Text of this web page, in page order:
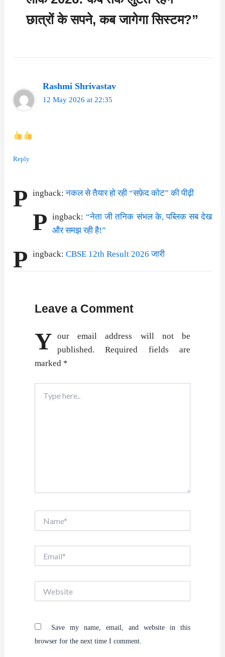
छात्रों के सपने, कब जागेगा सिस्टम?”
Rashmi Shrivastav
12 May 2026 at 22:35
Reply
P ingback:नकल से तैयार हो रही “सफ़ेद कोट” की पीढ़ी
P ingback:“नेता जी तनिक संभल के, पब्लिक सब देख
और समझ रही है!”
P ingback:CBSE 12th Result 2026 जारी
Leave a Comment
Y our email address will not be
published.
Required fields are
marked *
here..
Save my name, email, and website in this
browser for the next time I comment.